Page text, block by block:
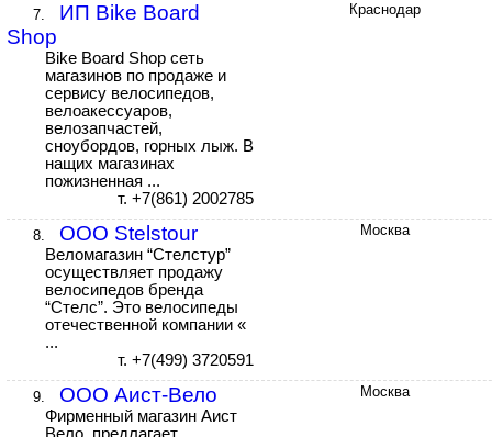
7.
ИП Bike Board
Shop
Bike Board Shop сеть
магазинов по продаже и
сервису велосипедов,
велоакессуаров,
велозапчастей,
сноубордов, горных лыж. В
нащих магазинах
пожизненная ...
т. +7(861) 2002785
Краснодар
8. ООО Stelstour
Веломагазин “Стелстур”
осуществляет продажу
велосипедов бренда
“Стелс”. Это велосипеды
отечественной компании «
...
т. +7(499) 3720591
Москва
9. ООО Аист-Вело
Фирменный магазин Аист
Москва